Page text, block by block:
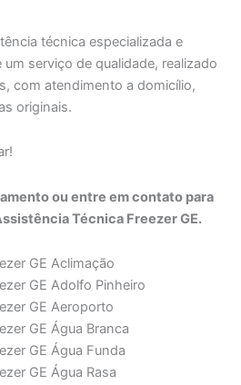
técnica especializada e
serviço de qualidade, realizado
com atendimento a domicílio,
originais.
ou entre em contato para
Técnica Freezer GE.
GE Aclimação
GE Adolfo Pinheiro
GE Aeroporto
GE Água Branca
GE Água Funda
GE Água Rasa